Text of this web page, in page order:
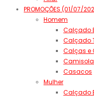
PROMOÇÕES (01/07/
Homem
Calçado
Calçado
Calças e
Casacos
Mulher
Calçado